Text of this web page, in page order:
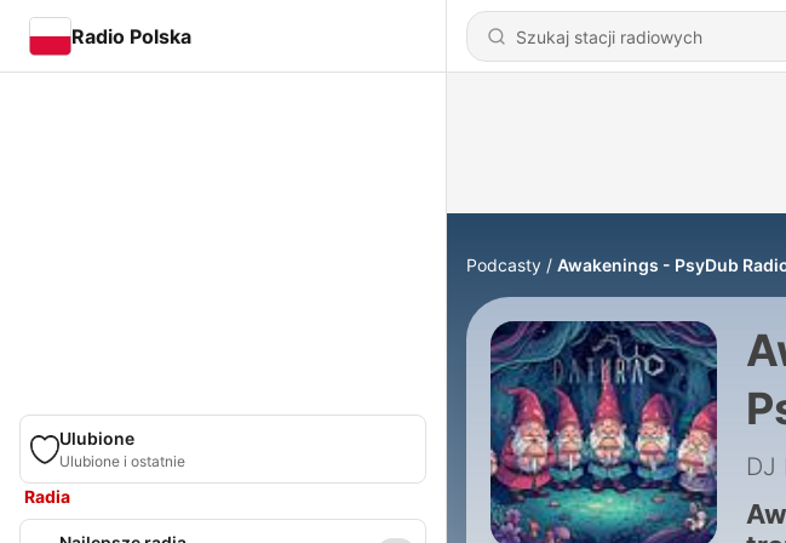
Radio Polska
Ulubione
Ulubione i ostatnie
Radia
Podcasty Awakenings - PsyDub
DJ